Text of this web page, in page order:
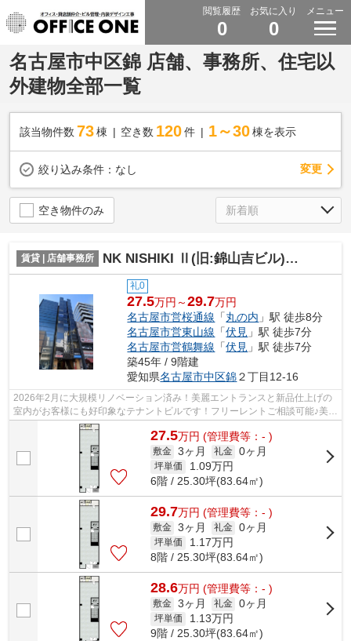
閲覧履歴
0
お気に入り
0
メニュー
名古屋市中区錦 店舗、事務所、住宅以
外建物全部一覧
該当物件数 73棟 空き数 120 件 1～30 棟を表示
絞り込み条件： なし 変更
空き物件のみ
賃貸 | 店舗事務所 NK NISHIKI Ⅱ(旧:錦山吉ビル)【 サロン系おすすめ 】
礼0
27.5万円～29.7万円
名古屋市営桜通線 「丸の内 」駅 徒歩8分
名古屋市営東山線 「伏見 」駅 徒歩7分
名古屋市営鶴舞線 「伏見 」駅 徒歩7分
築45年 / 9階建
愛知県名古屋市中区錦２丁目12-16
2026年2月に大規模リノベーション済み！美麗エントランスと新品仕上げの
室内がお客様にも好印象なテナントビルです！フリーレントご相談可能♪美容
院や軽飲食店でお探しの方におすすめ...
27.5万円 (管理費等：- )
敷金 3ヶ月 礼金 0ヶ月
坪単価 1.09万円
6階 / 25.30坪(83.64㎡)
29.7万円 (管理費等：- )
敷金 3ヶ月 礼金 0ヶ月
坪単価 1.17万円
8階 / 25.30坪(83.64㎡)
28.6万円 (管理費等：- )
敷金 3ヶ月 礼金 0ヶ月
坪単価 1.13万円
9階 / 25.30坪(83.64㎡)